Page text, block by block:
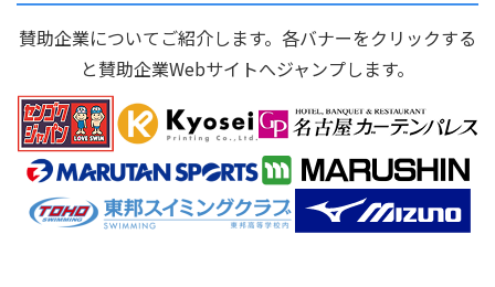
賛助企業についてご紹介します。各バナーをクリックする
と賛助企業Webサイトへジャンプします。